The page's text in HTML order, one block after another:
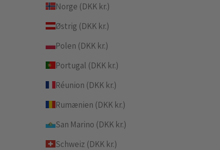
Norge (DKK kr.)
Østrig (DKK kr.)
Polen (DKK kr.)
Portugal (DKK kr.)
Réunion (DKK kr.)
Rumænien (DKK kr.)
San Marino (DKK kr.)
Schweiz (DKK kr.)